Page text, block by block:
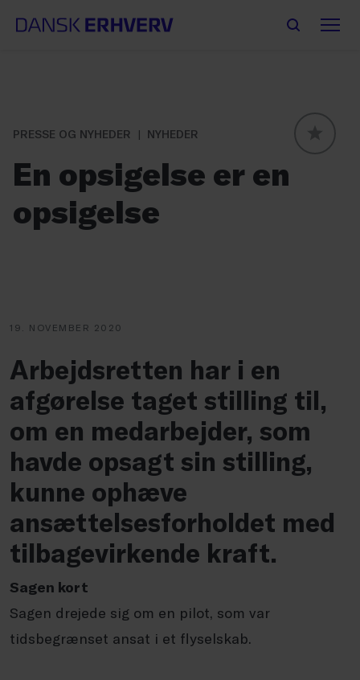
PRESSE OG NYHEDER
NYHEDER
En opsigelse er en
opsigelse
19. NOVEMBER 2020
Arbejdsretten har i en
afgørelse taget stilling til,
om en medarbejder, som
havde opsagt sin stilling,
kunne ophæve
ansættelsesforholdet med
tilbagevirkende kraft.
Sagen kort
Sagen drejede sig om en pilot, som var
tidsbegrænset ansat i et flyselskab.